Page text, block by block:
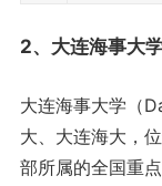
2、大连海事大
大连海事大学（
大、大连海大，
部所属的全国重